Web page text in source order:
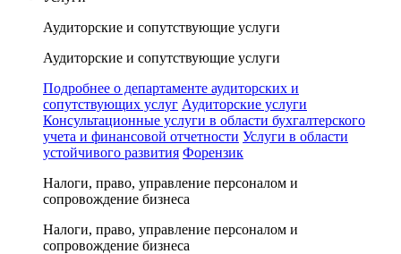
Аудиторские и сопутствующие услуги
Аудиторские и сопутствующие услуги
Подробнее о департаменте аудиторских и
сопутствующих услуг Аудиторские услуги
Консультационные услуги в области бухгалтерского
учета и финансовой отчетности Услуги в области
устойчивого развития Форензик
Налоги, право, управление персоналом и
сопровождение бизнеса
Налоги, право, управление персоналом и
сопровождение бизнеса